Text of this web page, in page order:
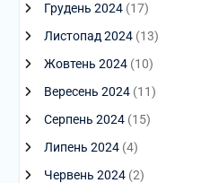
Грудень 2024(17)
Листопад 2024(13)
Жовтень 2024(10)
Вересень 2024(11)
Серпень 2024(15)
Липень 2024(4)
Червень 2024(2)